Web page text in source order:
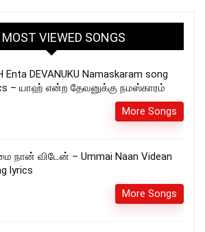
MOST VIEWED SONGS
Enta DEVANUKU Namaskaram song
– யாஹ் என்ற தேவனுக்கு நமஸ்காரம்
More Songs
நான் விடேன் – Ummai Naan Videan
lyrics
More Songs